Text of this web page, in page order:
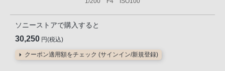
ソニーストアで購入すると
30,250 円(税込)
クーポン適用額をチェック (サインイン/新規登録)